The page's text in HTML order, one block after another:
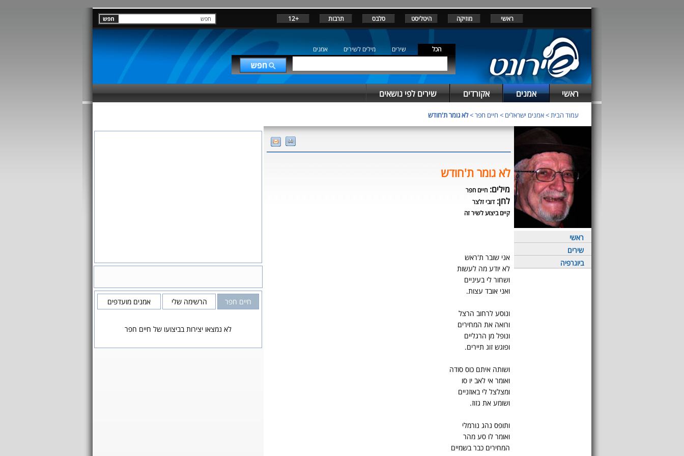
ראשי מוזיקה היטליסט סלבס תרבות +12
הכל שירים מילים לשירים אמנים
ראשי אמנים אקורדים שירים לפי נושאים
עמוד הבית>אמנים ישראלים > חיים חפר>לא גומר ת'חודש
ראשי
שירים
ביוגרפיה
לא גומר ת'חודש
מילים: חיים חפר
לחן:דובי זלצר
קיים ביצוע לשיר זה
אני שובר ת'ראש
לא יודע מה לעשות
ושחור לי בעיניים
ואני אובד עצות.
ונוסע לרחוב הרצל
ורואה את המחירים
ונופל מן הרגליים
ופוגש זוג תיירים.
ושותה איתם כוס סודה
ואומר אי לאב יו סו
ומצלצל לי באוזניים
ושומע את גזוז.
ותופס נהג נורמלי
ואומר לו סע מהר
המחירים כבר בשמיים
חיים חפר הרשימה שלי אמנים מועדפים
לא נמצאו יצירות בביצועו של חיים חפר